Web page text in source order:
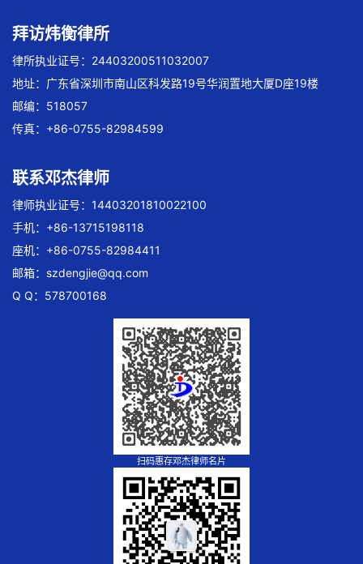
拜访炜衡律所
律所执业证号：24403200511032007
地址：广东省深圳市南山区科发路19号华润置地大厦D座19楼
邮编：518057
传真：+86-0755-82984599
联系邓杰律师
律师执业证号：14403201810022100
手机：+86-13715198118
座机：+86-0755-82984411
邮箱： szdengjie@qq.com
Q Q：578700168
扫码惠存邓杰律师名片